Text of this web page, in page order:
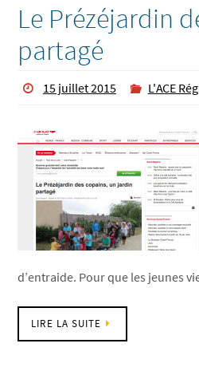
Le Prézéjardin
partagé
15 juillet 2015 L'ACE
d’entraide. Pour que les jeunes
LIRE LA SUITE